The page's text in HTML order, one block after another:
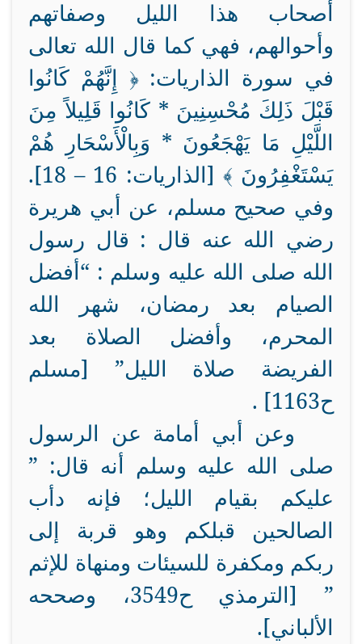
أصحاب هذا الليل وصفاتهم
وأحوالهم، فهي كما قال الله تعالى
في سورة الذاريات: ﴿ إِنَّهُمْ كَانُوا
قَبْلَ ذَلِكَ مُحْسِنِينَ * كَانُوا قَلِيلاً مِنَ
اللَّيْلِ مَا يَهْجَعُونَ * وَبِالْأَسْحَارِ هُمْ
يَسْتَغْفِرُونَ ﴾ [الذاريات: 16 – 18].
وفي صحيح مسلم، عن أبي هريرة
رضي الله عنه قال : قال رسول
الله صلى الله عليه وسلم : “أفضل
الصيام بعد رمضان، شهر الله
المحرم، وأفضل الصلاة بعد
الفريضة صلاة الليل” [مسلم
ح1163] .
وعن أبي أمامة عن الرسول
صلى الله عليه وسلم أنه قال: ”
عليكم بقيام الليل؛ فإنه دأب
الصالحين قبلكم وهو قربة إلى
ربكم ومكفرة للسيئات ومنهاة للإثم
” [الترمذي ح3549، وصححه
الألباني].